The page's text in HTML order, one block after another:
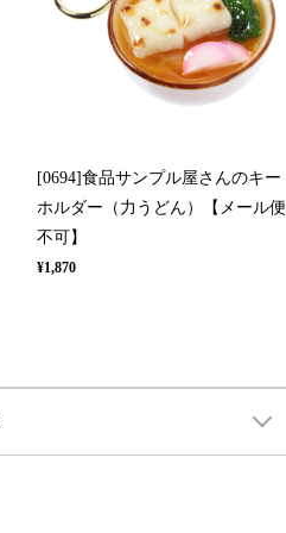
[0694]食品サンプル屋さんのキー
ホルダー（力うどん）【メール便
不可】
¥1,870